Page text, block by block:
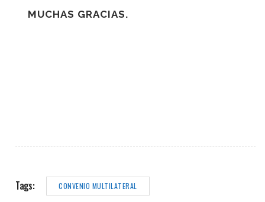
MUCHAS GRACIAS.
Tags: CONVENIO MULTILATERAL